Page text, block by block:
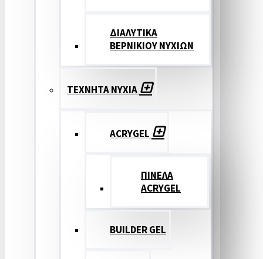
ΔΙΑΛΥΤΙΚΑ
ΒΕΡΝΙΚΙΟΥ ΝΥΧΙΩΝ
ΤΕΧΝΗΤΑ ΝΥΧΙΑ
ACRYGEL
ΠΙΝΕΛΑ
ACRYGEL
BUILDER GEL